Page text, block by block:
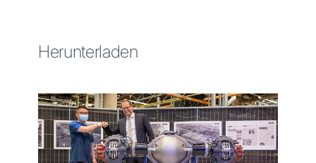
Herunterladen